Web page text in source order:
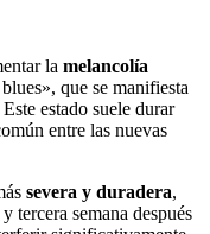
la melancolía
que se manifiesta
Este estado suele durar
entre las nuevas
severa y duradera,
tercera semana después